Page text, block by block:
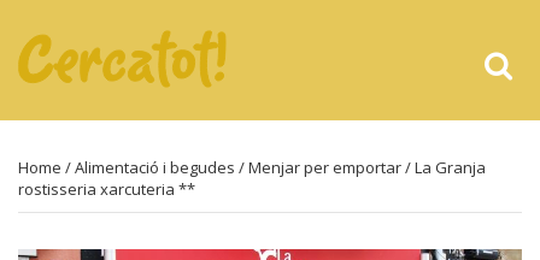
Home /Alimentació i begudes /Menjar per emportar/ La Granja
rostisseria xarcuteria **